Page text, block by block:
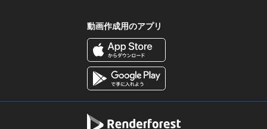
動画作成用のアプリ